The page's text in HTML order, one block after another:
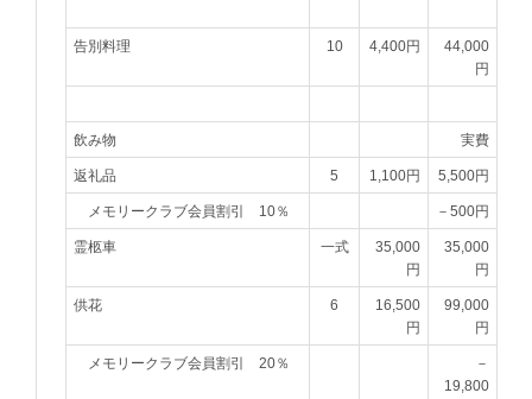
告別料理 10 4,400円
44,000
円
飲み物 実費
返礼品 5 1,100円 5,500円
メモリークラブ会員割引 10％ －500円
霊柩車 一式
35,000
円
35,000
円
供花 6
16,500
円
99,000
円
メモリークラブ会員割引 20％
－
19,800